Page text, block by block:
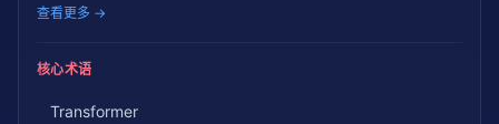
查看更多 →
核心术语
Transformer